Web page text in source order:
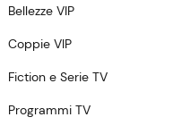
Bellezze VIP
Coppie VIP
Fiction e Serie TV
Programmi TV